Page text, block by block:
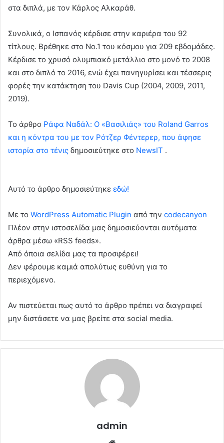
στα διπλά, με τον Κάρλος Αλκαράθ.
Συνολικά, ο Ισπανός κέρδισε στην καριέρα του 92
τίτλους. Βρέθηκε στο Νο.1 του κόσμου για 209 εβδομάδες.
Κέρδισε το χρυσό ολυμπιακό μετάλλιο στο μονό το 2008
και στο διπλό το 2016, ενώ έχει πανηγυρίσει και τέσσερις
φορές την κατάκτηση του Davis Cup (2004, 2009, 2011,
2019).
To άρθρο Ράφα Ναδάλ: Ο «Βασιλιάς» του Roland Garros
και η κόντρα του με τον Ρότζερ Φέντερερ, που άφησε
ιστορία στο τένις δημοσιεύτηκε στο NewsIT .
Αυτό το άρθρο δημοσιεύτηκε εδώ!
Με το WordPress Automatic Plugin από την codecanyon
Πλέον στην ιστοσελίδα μας δημοσιεύονται αυτόματα
άρθρα μέσω «RSS feeds».
Από όποια σελίδα μας τα προσφέρει!
Δεν φέρουμε καμιά απολύτως ευθύνη για το
περιεχόμενο.
Αν πιστεύεται πως αυτό το άρθρο πρέπει να διαγραφεί
μην διστάσετε να μας βρείτε στα social media.
admin